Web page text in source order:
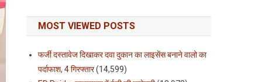
MOST VIEWED POSTS
फर्जी दस्तावेज दिखाकर दवा दुकान का लाइसेंस बनाने वालो का
पर्दाफाश, 4 गिरफ्तार(14,599)